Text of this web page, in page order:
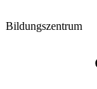
Bildungszentrum